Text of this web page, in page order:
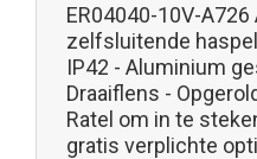
ER04040-10V-A726
zelfsluitende haspel
IP42 - Aluminium
Draaiflens -
Ratel om in te
gratis verplichte